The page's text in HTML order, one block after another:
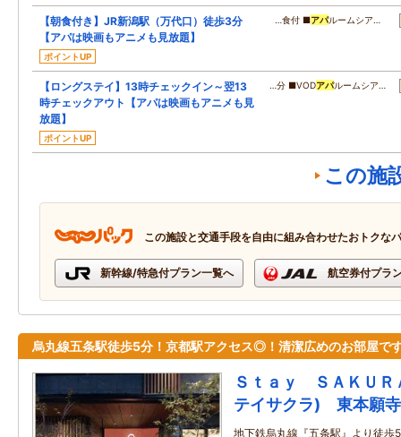
【朝食付き】JR新潟駅（万代口）徒歩3分
【アパは映画もアニメも見放題】
ポイントUP
…食付 ■アパルームシア…
【ロングステイ】13時チェックイン～翌13
時チェックアウト【アパは映画もアニメも見
放題】
ポイントUP
…分 ■VODアパルームシア…
この施
この施設と交通手段を自由に組み合わせたおトクな
新幹線/特急付プラン一覧へ 航空券付プラ
烏丸線五条駅徒歩5分！京都駅アクセス◎！清潔広めのお部屋で
Ｓｔａｙ ＳＡＫＵ
テイサクラ) 東本願寺
地下鉄烏丸線『五条駅』より徒歩